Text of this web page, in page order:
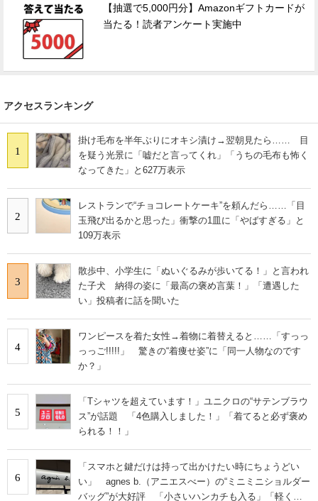
【抽選で5,000円分】Amazonギフトカードが
当たる！読者アンケート実施中
アクセスランキング
1
掛け毛布を半年ぶりにオキシ漬け→翌朝見たら…… 目
を疑う光景に「嘘だと言ってくれ」「うちの毛布も怖く
なってきた」と627万表示
2
レストランで“チョコレートケーキ”を頼んだら……「目
玉飛び出るかと思った」衝撃の1皿に「やばすぎる」と
109万表示
3
散歩中、小学生に「ぬいぐるみが歩いてる！」と言われ
た子犬 納得の姿に「最高の褒め言葉！」「遭遇した
い」投稿者に話を聞いた
4
ワンピースを着た女性→着物に着替えると……「すっっ
っっご!!!!!」 驚きの“着痩せ姿”に「同一人物なのです
か？」
5
「Tシャツを超えています！」ユニクロの“サテンブラウ
ス”が話題 「4色購入しました！」「着てると必ず褒め
られる！！」
6
「スマホと鍵だけは持って出かけたい時にちょうどい
い」 agnes b.（アニエスべー）の“ミニミニショルダー
バッグ”が大好評 「小さいハンカチも入る」「軽くて